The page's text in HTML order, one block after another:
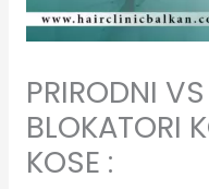
PRIRODNI
BLOKATORI
KOSE :